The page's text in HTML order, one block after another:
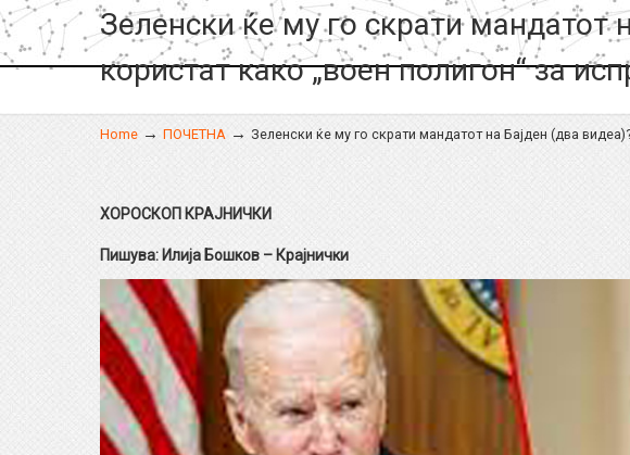
Зеленски ќе му го скрати мандатот
користат како „воен полигон“ за
Home → ПОЧЕТНА → Зеленски ќе му го скрати мандатот на Бајден (два
ХОРОСКОП КРАЈНИЧКИ
Пишува: Илија Бошков – Крајнички